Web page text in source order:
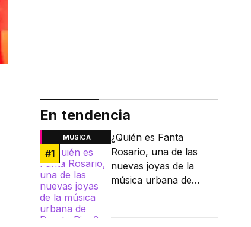
En tendencia
MÚSICA
#1
¿Quién es Fanta
Rosario, una de las
nuevas joyas de la
música urbana de